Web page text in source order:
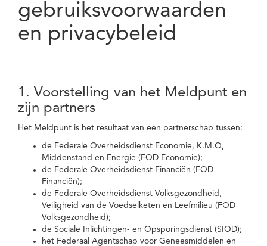
gebruiksvoorwaarden
en privacybeleid
1. Voorstelling van het Meldpunt en
zijn partners
Het Meldpunt is het resultaat van een partnerschap tussen:
de Federale Overheidsdienst Economie, K.M.O,
Middenstand en Energie (FOD Economie);
de Federale Overheidsdienst Financiën (FOD
Financiën);
de Federale Overheidsdienst Volksgezondheid,
Veiligheid van de Voedselketen en Leefmilieu (FOD
Volksgezondheid);
de Sociale Inlichtingen- en Opsporingsdienst (SIOD);
het Federaal Agentschap voor Geneesmiddelen en